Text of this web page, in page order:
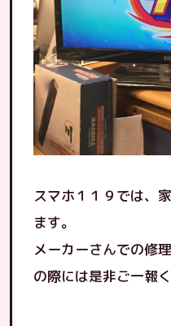
スマホ１１９では、
ます。
メーカーさんでの修
の際には是非ご一報く